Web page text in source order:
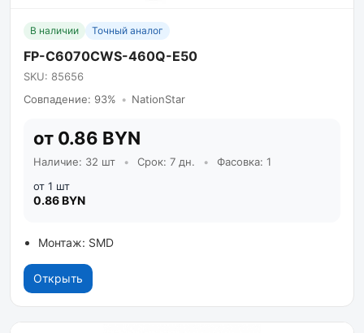
В наличии Точный аналог
FP-C6070CWS-460Q-E50
SKU: 85656
Совпадение: 93% • NationStar
от 0.86 BYN
Наличие: 32 шт • Срок: 7 дн. •
Фасовка: 1
от 1 шт
0.86 BYN
Монтаж: SMD
Открыть